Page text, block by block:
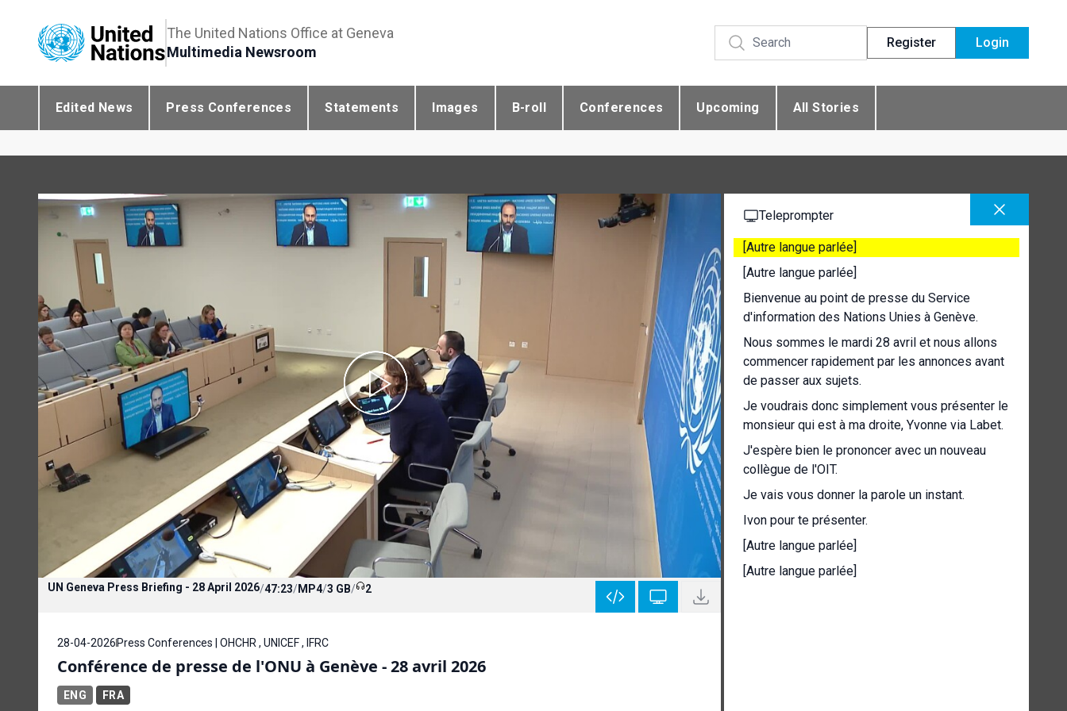
The United Nations Office at Geneva
Multimedia Newsroom
Register Login
Edited News Press Conferences Statements Images B-roll Conferences Upcoming All Stories
UN Geneva Press Briefing - 28 April 2026/47:23/MP4/3 GB/ 2
28-04-2026 Press Conferences | OHCHR , UNICEF , IFRC
Conférence de presse de l'ONU à Genève - 28 avril 2026
ENG FRA
Teleprompter
[Autre langue parlée]
[Autre langue parlée]
Bienvenue au point de presse du Service
d'information des Nations Unies à Genève.
Nous sommes le mardi 28 avril et nous allons
commencer rapidement par les annonces avant
de passer aux sujets.
Je voudrais donc simplement vous présenter le
monsieur qui est à ma droite, Yvonne via Labet.
J'espère bien le prononcer avec un nouveau
collègue de l'OIT.
Je vais vous donner la parole un instant.
Ivon pour te présenter.
[Autre langue parlée]
[Autre langue parlée]